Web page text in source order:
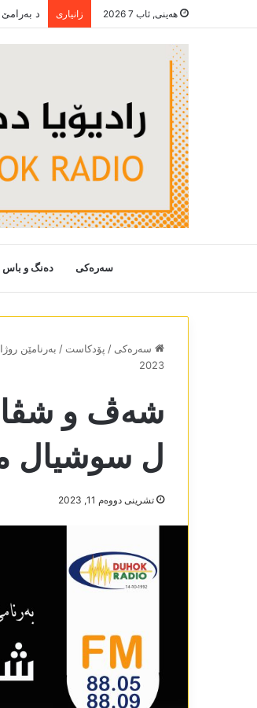
هەینی, ئاب 7 2026 زانیاری
سەرەکی دەنگ و باس
سەرەکی / پۆدکاست / بەرنامێن
2023
شەڤ و شڤان/
ل سوشیال میدیا
تشرینی دووه‌م 11, 2023